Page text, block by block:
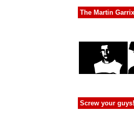
The Martin
Screw your guys!